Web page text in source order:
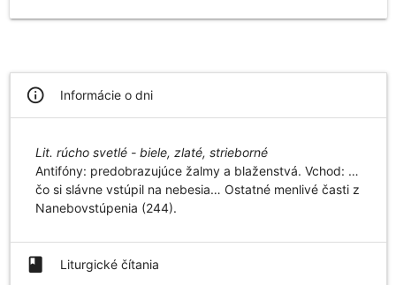
info_outline Informácie o dni
Lit. rúcho svetlé - biele, zlaté, strieborné
Antifóny: predobrazujúce žalmy a blaženstvá. Vchod: …
čo si slávne vstúpil na nebesia… Ostatné menlivé časti z
Nanebovstúpenia (244).
book Liturgické čítania